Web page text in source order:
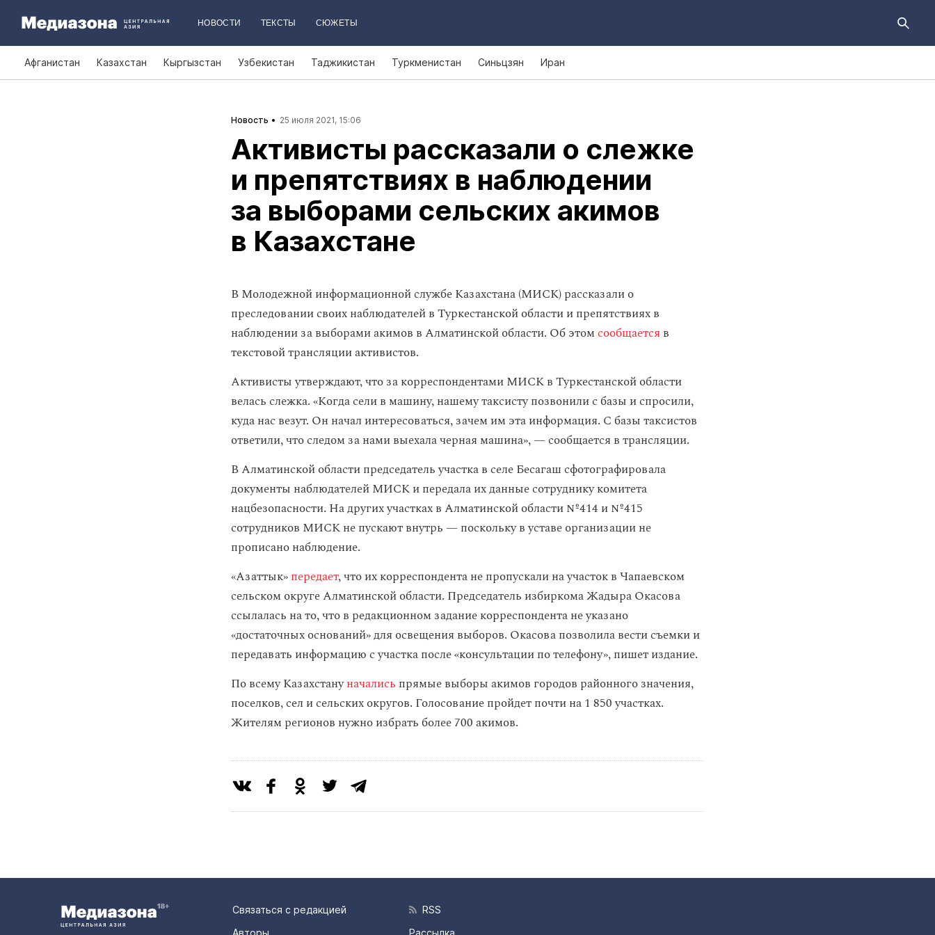
НОВОСТИ ТЕКСТЫ СЮЖЕТЫ
Афганистан Казахстан Кыргызстан Узбекистан Таджикистан Туркменистан Синьцзян Иран
Новость 25 июля 2021, 15:06
Активисты рассказали о слежке
и препятствиях в наблюдении
за выборами сельских акимов
в Казахстане
В Молодежной информационной службе Казахстана (МИСК) рассказали о
преследовании своих наблюдателей в Туркестанской области и препятствиях в
наблюдении за выборами акимов в Алматинской области. Об этомсообщается в
текстовой трансляции активистов.
Активисты утверждают, что за корреспондентами МИСК в Туркестанской области
велась слежка. «Когда сели в машину, нашему таксисту позвонили с базы и спросили,
куда нас везут. Он начал интересоваться, зачем им эта информация. С базы таксистов
ответили, что следом за нами выехала черная машина», — сообщается в трансляции.
В Алматинской области председатель участка в селе Бесагаш сфотографировала
документы наблюдателей МИСК и передала их данные сотруднику комитета
нацбезопасности. На других участках в Алматинской области №414 и №415
сотрудников МИСК не пускают внутрь — поскольку в уставе организации не
прописано наблюдение.
«Азаттык»передает, что их корреспондента не пропускали на участок в Чапаевском
сельском округе Алматинской области. Председатель избиркома Жадыра Окасова
ссылалась на то, что в редакционном задание корреспондента не указано
«достаточных оснований» для освещения выборов. Окасова позволила вести съемки и
передавать информацию с участка после «консультации по телефону», пишет издание.
По всему Казахстануначались прямые выборы акимов городов районного значения,
поселков, сел и сельских округов. Голосование пройдет почти на 1 850 участках.
Жителям регионов нужно избрать более 700 акимов.
Связаться с редакцией
Авторы
RSS
Рассылка